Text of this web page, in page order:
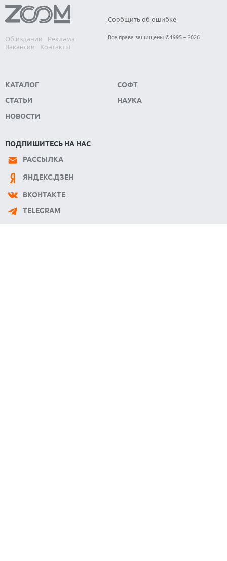
ДАННЫХ МИЛЛИОНОВ ПОЛЬЗОВАТЕЛЕЙ
07.08.2026
ЭЛЕКТРИЧЕСКИЙ ПИКАП FORD FATHOM ВРЯД ЛИ
ПОВТОРИТ УСПЕХ ЛЕГЕНДАРНЫХ МОДЕЛЕЙ КОМПАНИИ
Об издании
Реклама
Вакансии
Контакты
Сообщить об ошибке
Все права защищены ©1995 – 2026
КАТАЛОГ
СТАТЬИ
НОВОСТИ
СОФТ
НАУКА
ПОДПИШИТЕСЬ НА НАС
РАССЫЛКА
ЯНДЕКС.ДЗЕН
ВКОНТАКТЕ
TELEGRAM